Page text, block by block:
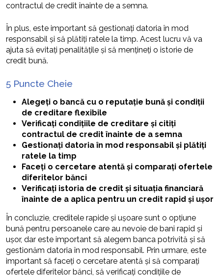
contractul de credit înainte de a semna.
În plus, este important să gestionați datoria în mod
responsabil și să plătiți ratele la timp. Acest lucru vă va
ajuta să evitați penalitățile și să mențineți o istorie de
credit bună.
5 Puncte Cheie
Alegeți o bancă cu o reputație bună și condiții
de creditare flexibile
Verificați condițiile de creditare și citiți
contractul de credit înainte de a semna
Gestionați datoria în mod responsabil și plătiți
ratele la timp
Faceți o cercetare atentă și comparați ofertele
diferitelor bănci
Verificați istoria de credit și situația financiară
înainte de a aplica pentru un credit rapid și ușor
În concluzie, creditele rapide și ușoare sunt o opțiune
bună pentru persoanele care au nevoie de bani rapid și
ușor, dar este important să alegem banca potrivită și să
gestionăm datoria în mod responsabil. Prin urmare, este
important să faceți o cercetare atentă și să comparați
ofertele diferitelor bănci, să verificați condițiile de